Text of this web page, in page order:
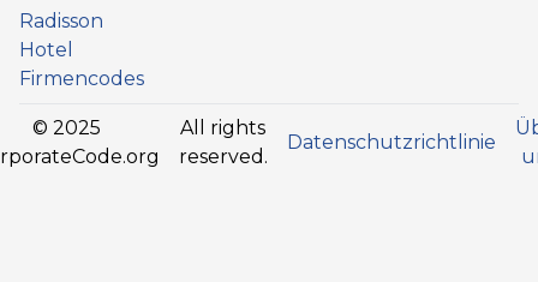
Radisson
Hotel
Firmencodes
© 2025
All rights
reserved.
Datenschutzrichtlinie